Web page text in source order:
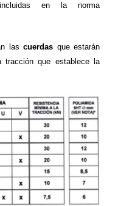
en la norma
lascuerdas que estarán
que establece la